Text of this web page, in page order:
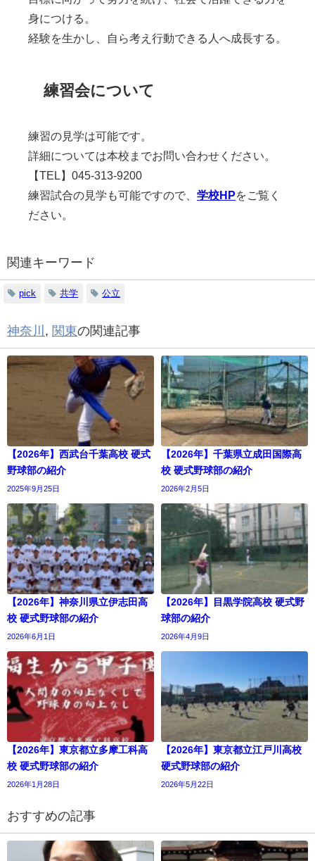
身につける。
経験を生かし、自ら考え行動できる人へ成長する。
練習会について
練習の見学は可能です。
詳細については本校までお問い合わせください。
【TEL】045-313-9200
練習試合の見学も可能ですので、 学校HPをご覧く
ださい。
関連キーワード
pick 共学 公立
神奈川 関東の関連記事
【2026年】西武台千葉高校 硬式
野球部の紹介
2025年9月25日
【2026年】千葉県立成田国際高
校 硬式野球部の紹介
2026年2月5日
【2026年】神奈川県立伊志田高
校 硬式野球部の紹介
2026年6月1日
【2026年】目黒学院高校 硬式野
球部の紹介
2026年4月9日
【2026年】東京都立多摩工科高
校 硬式野球部の紹介
2026年1月28日
【2026年】東京都立江戸川高校
硬式野球部の紹介
2026年5月22日
おすすめの記事